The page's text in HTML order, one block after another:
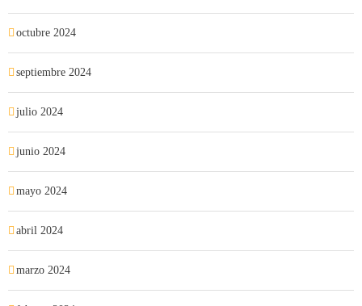
octubre 2024
septiembre 2024
julio 2024
junio 2024
mayo 2024
abril 2024
marzo 2024